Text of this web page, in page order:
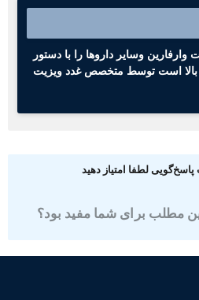
و‌سایر داروها را با دستور
است توسط متخصص غدد ویزیت
لطفا امتیاز دهید
برای شما مفید بود؟